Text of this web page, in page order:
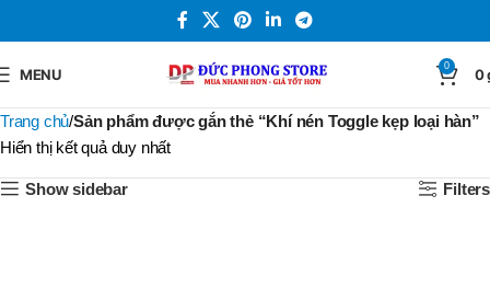
MENU 0 0
Trang chủ Sản phẩm được gắn thẻ “Khí nén Toggle kẹp loại hàn”
Hiển thị kết quả duy nhất
Show sidebar Filters